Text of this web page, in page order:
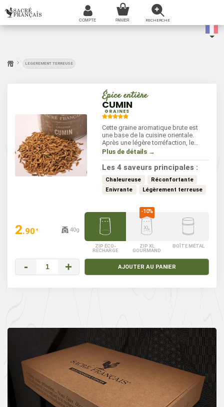
LEGEREMENT TERREUSE
Épice entière
CUMIN
GRAINES
Cette graine aromatique brute est
une base de la cuisine orientale.
Après une légère torréfaction, le
cumin confère à vos plats une
légèrement âcre.
Plus de détails →
Les 4 saveurs principales :
Chaleureuse
Réconfortante
Enivrante
Légèrement terreuse
2.90 € 40g
ZIP ÉCO-
RECHARGE
ZIP XL
GOURMAND
BOÎTE MÉTAL
- + AJOUTER AU PANIER